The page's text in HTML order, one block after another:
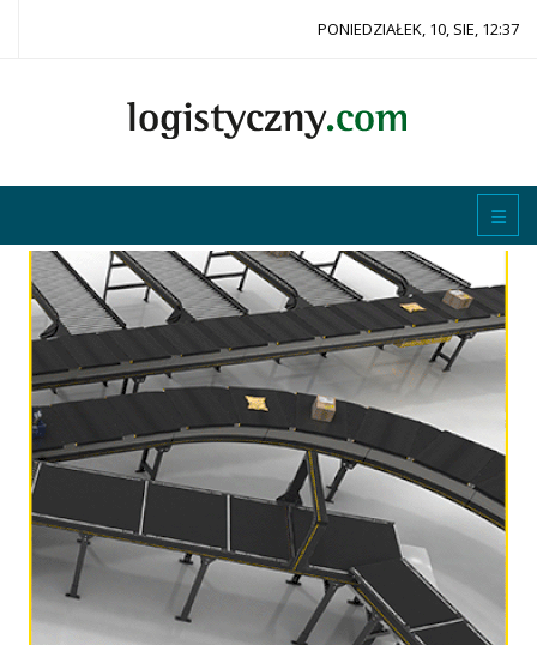
PONIEDZIAŁEK, 10, SIE, 12:37